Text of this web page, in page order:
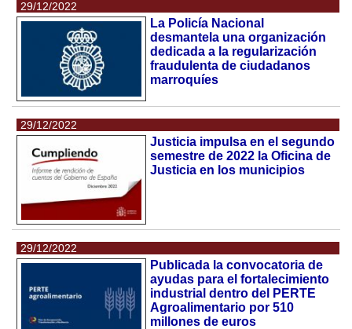
29/12/2022
La Policía Nacional
desmantela una organización
dedicada a la regularización
fraudulenta de ciudadanos
marroquíes
29/12/2022
Justicia impulsa en el segundo
semestre de 2022 la Oficina de
Justicia en los municipios
29/12/2022
Publicada la convocatoria de
ayudas para el fortalecimiento
industrial dentro del PERTE
Agroalimentario por 510
millones de euros